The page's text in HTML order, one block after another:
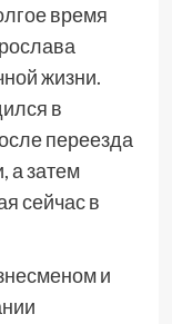
время
жизни.
в
переезда
а затем
сейчас в
и